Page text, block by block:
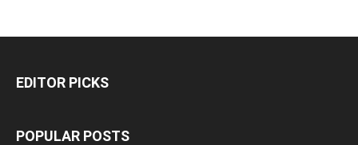
EDITOR PICKS
POPULAR POSTS